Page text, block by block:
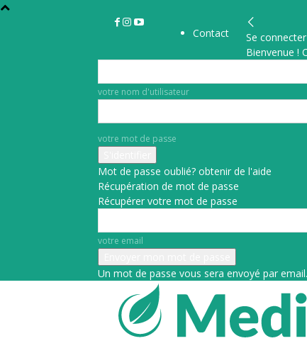
Contact
Se connecter
Bienvenue !
votre nom d'utilisateur
votre mot de passe
Mot de passe oublié? obtenir de l'aide
Récupération de mot de passe
Récupérer votre mot de passe
votre email
Un mot de passe vous sera envoyé par email.